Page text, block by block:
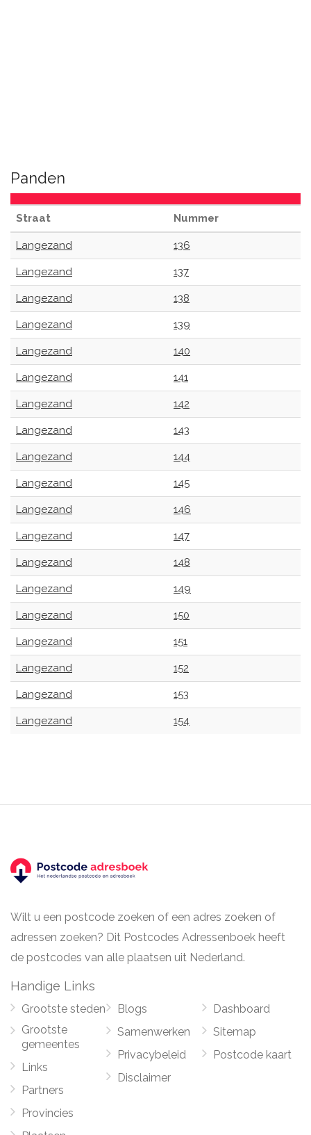
Panden
Straat Nummer
Langezand 136
Langezand 137
Langezand 138
Langezand 139
Langezand 140
Langezand 141
Langezand 142
Langezand 143
Langezand 144
Langezand 145
Langezand 146
Langezand 147
Langezand 148
Langezand 149
Langezand 150
Langezand 151
Langezand 152
Langezand 153
Langezand 154
Wilt u een postcode zoeken of een adres zoeken of
adressen zoeken? Dit Postcodes Adressenboek heeft
de postcodes van alle plaatsen uit Nederland.
Handige Links
Grootste steden
Grootste
gemeentes
Links
Partners
Provincies
Blogs
Samenwerken
Privacybeleid
Disclaimer
Dashboard
Sitemap
Postcode kaart